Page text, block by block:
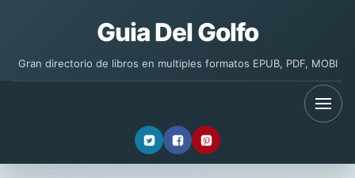
Guia Del Golfo
Gran directorio de libros en multiples formatos EPUB, PDF, MOBI